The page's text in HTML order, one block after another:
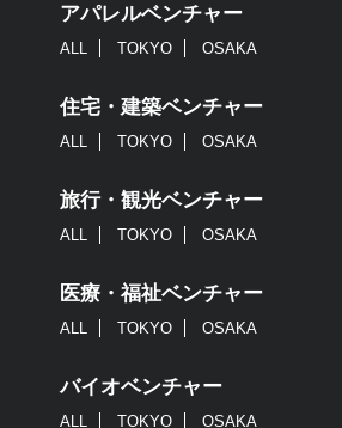
アパレルベンチャー
ALL TOKYO OSAKA
住宅・建築ベンチャー
ALL TOKYO OSAKA
旅行・観光ベンチャー
ALL TOKYO OSAKA
医療・福祉ベンチャー
ALL TOKYO OSAKA
バイオベンチャー
ALL TOKYO OSAKA